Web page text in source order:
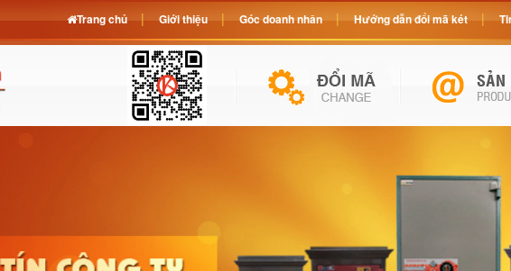
Trang chủ Giới thiệu Góc doanh nhân Hướng dẫn đổi mã két